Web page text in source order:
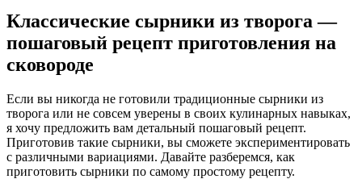
Классические сырники из творога —
пошаговый рецепт приготовления на
сковороде
Если вы никогда не готовили традиционные сырники из
творога или не совсем уверены в своих кулинарных навыках,
я хочу предложить вам детальный пошаговый рецепт.
Приготовив такие сырники, вы сможете экспериментировать
с различными вариациями. Давайте разберемся, как
приготовить сырники по самому простому рецепту.